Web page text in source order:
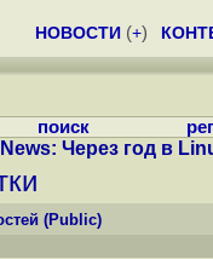
НОВОСТИ (+)
поиск
Через год в
(Public)